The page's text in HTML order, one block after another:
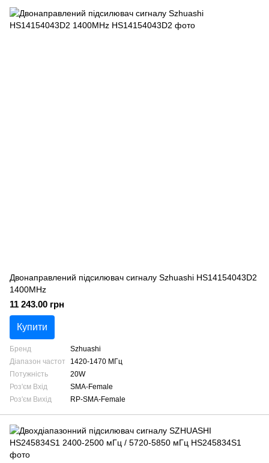
Двонаправлений підсилювач сигналу Szhuashi HS14154043D2
1400MHz
11 243.00 грн
Купити
Бренд
Szhuashi
Діапазон частот
1420-1470 МГц
Потужність
20W
Роз'єм Вхід
SMA-Female
Роз'єм Вихід
RP-SMA-Female